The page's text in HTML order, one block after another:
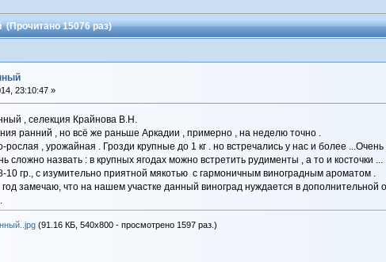
15076 раз)
23:10:47 »
, селекция Крайнова В.Н.
ранний , но всё же раньше Аркадии , примерно , на неделю точно .
рослая , урожайная . Грозди крупные до 1 кг . но встречались у нас и более
сложно назвать : в крупных ягодах можно встретить рудименты , а то и косточки ...
10 гр., с изумительно приятной мякотью с гармоничным виноградным ароматом .
замечаю, что на нашем участке данный виноград нуждается в дополнительной
(91.16 КБ, 540x800 - просмотрено 1597 раз.)